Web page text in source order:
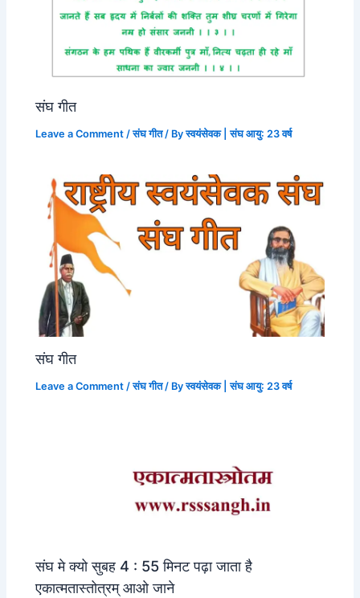
संघ गीत
Leave a Comment /संघ गीत/ Byस्वयंसेवक | संघ आयु: 23 वर्ष
संघ गीत
Leave a Comment /संघ गीत/ Byस्वयंसेवक | संघ आयु: 23 वर्ष
संघ मे क्यो सुबह 4 : 55 मिनट पढ़ा जाता है
एकात्मतास्तोत्रम् आओ जाने